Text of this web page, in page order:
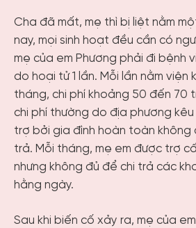
Cha đã mất, mẹ thì bị liệt nằm
nay, mọi sinh hoạt đều cần có
mẹ của em Phương phải đi bệnh
do hoại tử 1 lần. Mỗi lần nằm viện
tháng, chi phí khoảng 50 đến 70
chi phí thường do địa phương
trợ bởi gia đình hoàn toàn không
trả. Mỗi tháng, mẹ em được trợ
nhưng không đủ để chi trả các
hằng ngày.
Sau khi biến cố xảy ra, mẹ của